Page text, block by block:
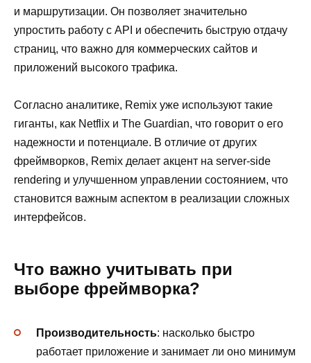
и маршрутизации. Он позволяет значительно
упростить работу с API и обеспечить быструю отдачу
страниц, что важно для коммерческих сайтов и
приложений высокого трафика.
Согласно аналитике, Remix уже используют такие
гиганты, как Netflix и The Guardian, что говорит о его
надежности и потенциале. В отличие от других
фреймворков, Remix делает акцент на server-side
rendering и улучшенном управлении состоянием, что
становится важным аспектом в реализации сложных
интерфейсов.
Что важно учитывать при
выборе фреймворка?
Производительность: насколько быстро
работает приложение и занимает ли оно минимум